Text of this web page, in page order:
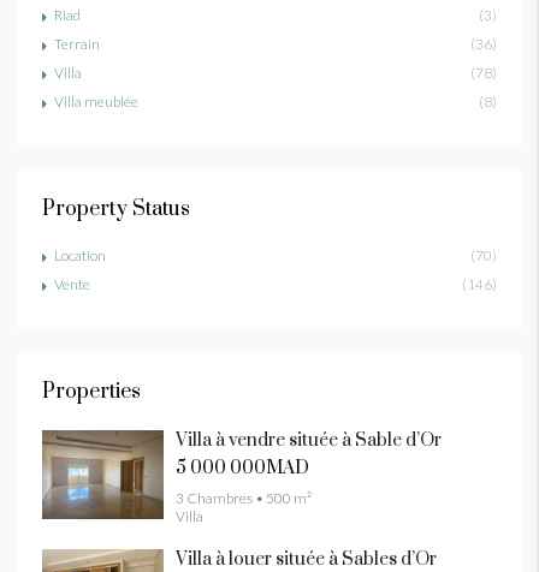
Riad
(3)
Terrain
(36)
Villa
(78)
Villa meublée
(8)
Property Status
Location
(70)
Vente
(146)
Properties
Villa à vendre située à Sable d’Or
5 000 000MAD
3 Chambres • 500 m²
Villa
Villa à louer située à Sables d’Or